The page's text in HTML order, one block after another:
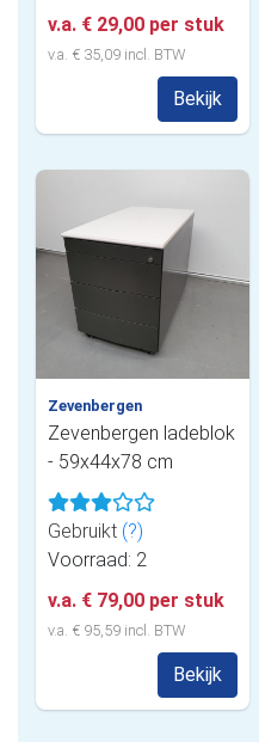
v.a. € 29,00 per stuk
v.a. € 35,09 incl. BTW
Bekijk
Zevenbergen
Zevenbergen ladeblok
- 59x44x78 cm
Gebruikt (?)
Voorraad: 2
v.a. € 79,00 per stuk
v.a. € 95,59 incl. BTW
Bekijk